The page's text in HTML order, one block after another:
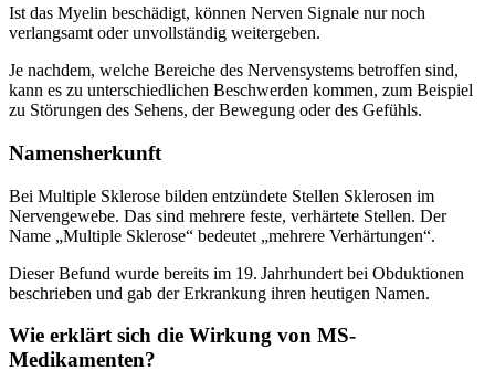
Ist das Myelin beschädigt, können Nerven Signale nur noch
verlangsamt oder unvollständig weitergeben.
Je nachdem, welche Bereiche des Nervensystems betroffen sind,
kann es zu unterschiedlichen Beschwerden kommen, zum Beispiel
zu Störungen des Sehens, der Bewegung oder des Gefühls.
Namensherkunft
Bei Multiple Sklerose bilden entzündete Stellen Sklerosen im
Nervengewebe. Das sind mehrere feste, verhärtete Stellen. Der
Name „Multiple Sklerose“ bedeutet „mehrere Verhärtungen“.
Dieser Befund wurde bereits im 19. Jahrhundert bei Obduktionen
beschrieben und gab der Erkrankung ihren heutigen Namen.
Wie erklärt sich die Wirkung von MS-
Medikamenten?